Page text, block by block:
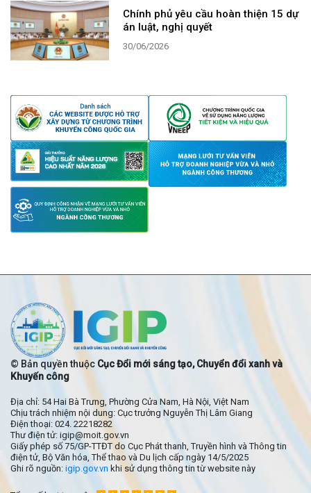
Chính phủ yêu cầu hoàn thiện 15 dự
án luật, nghị quyết
30/06/2026
© Bản quyền thuộc Cục Đổi mới sáng tạo, Chuyển đổi xanh và
Khuyến công
Địa chỉ: 54 Hai Bà Trưng, Phường Cửa Nam, Hà Nội, Việt Nam
Chịu trách nhiệm nội dung: Cục trưởng Nguyễn Thị Lâm Giang
Điện thoại: 024. 22218282
Thư điện tử: igip@moit.gov.vn
Giấy phép số 75/GP-TTĐT do Cục Phát thanh, Truyền hình và Thông tin
điện tử, Bộ Văn hóa, Thể thao và Du lịch cấp ngày 14/5/2025
Ghi rõ nguồn: igip.gov.vn khi sử dụng thông tin từ website này